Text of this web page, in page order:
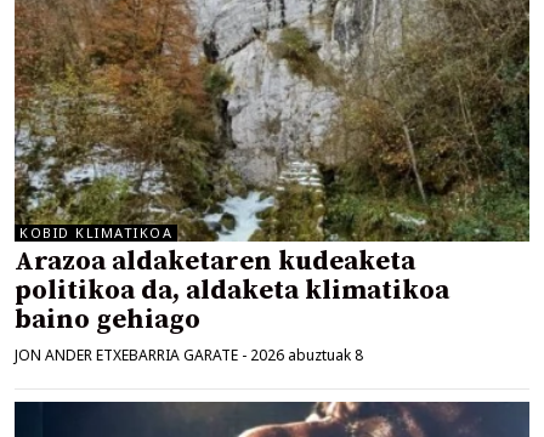
KOBID KLIMATIKOA
Arazoa aldaketaren kudeaketa
politikoa da, aldaketa klimatikoa
baino gehiago
JON ANDER ETXEBARRIA GARATE - 2026 abuztuak 8